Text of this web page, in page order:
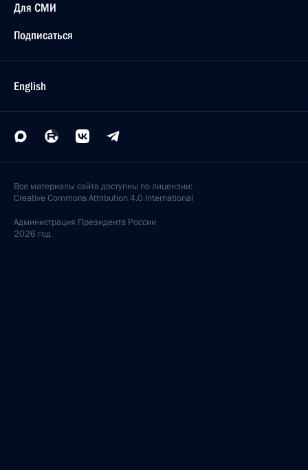
Для СМИ
Подписаться
English
Все материалы сайта доступны по лицензии:
Creative Commons Attribution 4.0 International
Администрация Президента России
2026 год